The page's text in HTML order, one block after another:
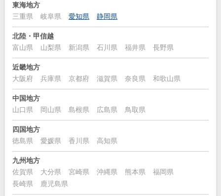
東海地方
三重県
岐阜県 愛知県 静岡県
北陸・甲信越
富山県
山梨県 新潟県 石川県 福井県 長野県
近畿地方
大阪府
兵庫県 京都府 滋賀県 奈良県 和歌山県
中国地方
山口県
岡山県 島根県 広島県 鳥取県
四国地方
徳島県
愛媛県 香川県 高知県
九州地方
佐賀県
大分県 宮崎県 沖縄県 熊本県
福岡県
長崎県
鹿児島県